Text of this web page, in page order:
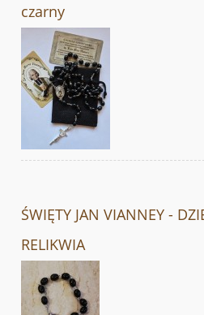
czarny
ŚWIĘTY JAN VIANNEY -
RELIKWIA